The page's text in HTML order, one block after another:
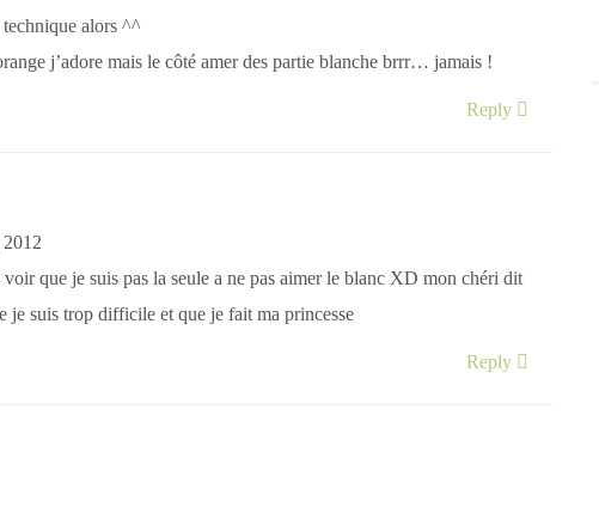
alors ^^
j’adore mais le côté amer des partie blanche brrr… jamais !
Reply
voir que je suis pas la seule a ne pas aimer le blanc XD mon chéri dit
je suis trop difficile et que je fait ma princesse
Reply